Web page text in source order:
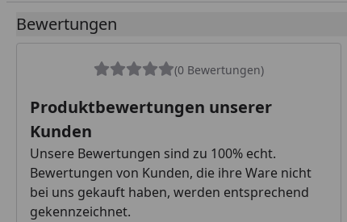
Bewertungen
(0 Bewertungen)
Produktbewertungen unserer
Kunden
Unsere Bewertungen sind zu 100% echt.
Bewertungen von Kunden, die ihre Ware nicht
bei uns gekauft haben, werden entsprechend
gekennzeichnet.